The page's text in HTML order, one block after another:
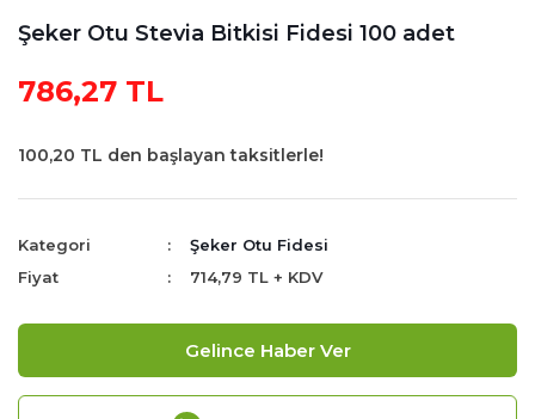
Şeker Otu Stevia Bitkisi Fidesi 100 adet
786,27 TL
100,20 TL den başlayan taksitlerle!
Kategori
Şeker Otu Fidesi
Fiyat
714,79 TL + KDV
Gelince Haber Ver